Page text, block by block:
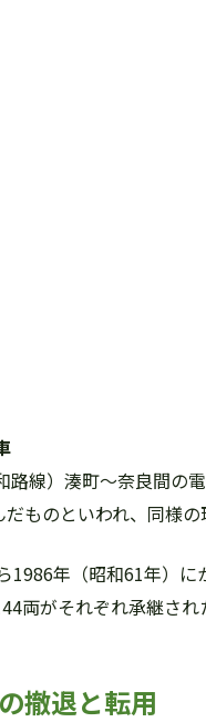
和路線）湊町〜奈良間
ものといわれ、同様
1986年（昭和61年）
両がそれぞれ承継され
撤退と転用